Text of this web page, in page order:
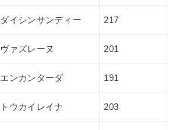
ダイシンサンディー 217
ヴァズレーヌ 201
エンカンターダ 191
トウカイレイナ 203